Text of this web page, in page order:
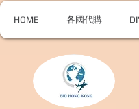
HOME 各國代購